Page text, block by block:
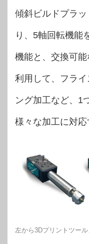
傾斜ビルドプラ
り、5軸回転機能
機能と、交換可
利用して、フラ
ング加工など、1
様々な加工に対応
左から3Dプリントツー